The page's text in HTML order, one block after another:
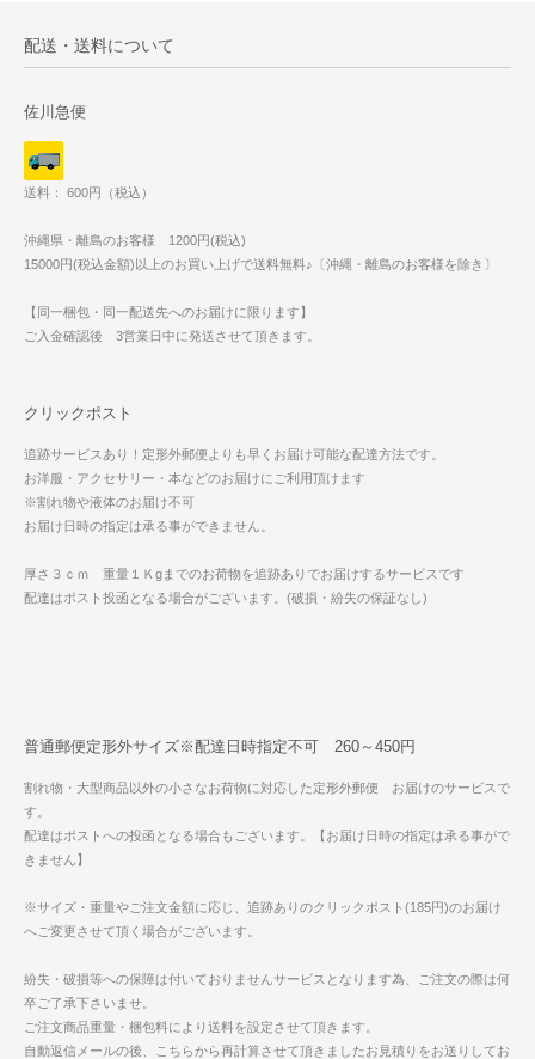
配送・送料について
佐川急便
送料： 600円（税込）
沖縄県・離島のお客様 1200円(税込)
15000円(税込金額)以上のお買い上げで送料無料♪〔沖縄・離島のお客様を除き〕
【同一梱包・同一配送先へのお届けに限ります】
ご入金確認後 3営業日中に発送させて頂きます。
クリックポスト
追跡サービスあり！定形外郵便よりも早くお届け可能な配達方法です。
お洋服・アクセサリー・本などのお届けにご利用頂けます
※割れ物や液体のお届け不可
お届け日時の指定は承る事ができません。
厚さ３ｃｍ 重量１Ｋgまでのお荷物を追跡ありでお届けするサービスです
配達はポスト投函となる場合がございます。(破損・紛失の保証なし)
普通郵便定形外サイズ※配達日時指定不可 260～450円
割れ物・大型商品以外の小さなお荷物に対応した定形外郵便 お届けのサービスで
す。
配達はポストへの投函となる場合もございます。【お届け日時の指定は承る事がで
きません】
※サイズ・重量やご注文金額に応じ、追跡ありのクリックポスト(185円)のお届け
へご変更させて頂く場合がございます。
紛失・破損等への保障は付いておりませんサービスとなります為、ご注文の際は何
卒ご了承下さいませ。
ご注文商品重量・梱包料により送料を設定させて頂きます。
自動返信メールの後、こちらから再計算させて頂きましたお見積りをお送りしてお